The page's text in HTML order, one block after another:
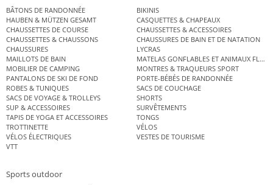
BÂTONS DE RANDONNÉE
BIKINIS
HAUBEN & MÜTZEN GESAMT
CASQUETTES & CHAPEAUX
CHAUSSETTES DE COURSE
CHAUSSETTES & ACCESSOIRES
CHAUSSETTES & CHAUSSONS
CHAUSSURES DE BAIN ET DE NATATION
CHAUSSURES
LYCRAS
MAILLOTS DE BAIN
MATELAS GONFLABLES ET ANIMAUX
MOBILIER DE CAMPING
MONTRES & TRAQUEURS SPORT
PANTALONS DE SKI DE FOND
PORTE-BÉBÉS DE RANDONNÉE
ROBES & TUNIQUES
SACS DE COUCHAGE
SACS DE VOYAGE & TROLLEYS
SHORTS
SUP & ACCESSOIRES
SURVÊTEMENTS
TAPIS DE YOGA ET ACCESSOIRES
TONGS
TROTTINETTE
VÉLOS
VÉLOS ÉLECTRIQUES
VESTES DE TOURISME
VTT
Sports outdoor